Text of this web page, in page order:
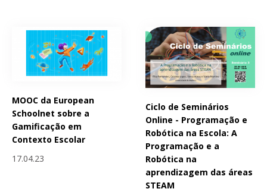
MOOC da European
Schoolnet sobre a
Gamificação em
Contexto Escolar
17.04.23
Ciclo de Seminários
Online - Programação e
Robótica na Escola: A
Programação e a
Robótica na
aprendizagem das áreas
STEAM
Páginas